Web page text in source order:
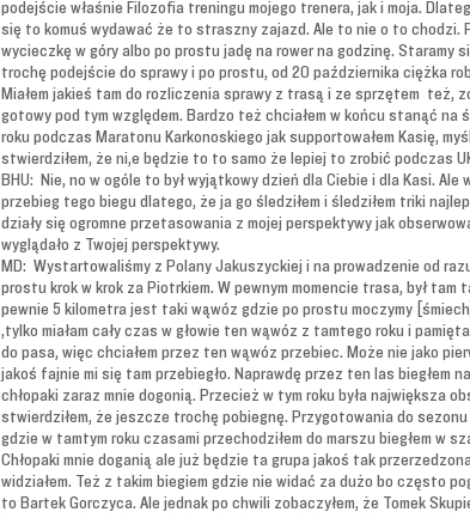
podejście właśnie Filozofia treningu mojego trenera, jak i moja.
się to komuś wydawać że to straszny zajazd. Ale to nie o to
wycieczkę w góry albo po prostu jadę na rower na godzinę.
trochę podejście do sprawy i po prostu, od 20 października ciężka
Miałem jakieś tam do rozliczenia sprawy z trasą i ze sprzętem też,
gotowy pod tym względem. Bardzo też chciałem w końcu stanąć
roku podczas Maratonu Karkonoskiego jak supportowałem Kasię,
stwierdziłem, że ni,e będzie to to samo że lepiej to zrobić podczas
BHU: Nie, no w ogóle to był wyjątkowy dzień dla Ciebie i dla Kasi.
przebieg tego biegu dlatego, że ja go śledziłem i śledziłem triki
działy się ogromne przetasowania z mojej perspektywy jak
wyglądało z Twojej perspektywy.
MD: Wystartowaliśmy z Polany Jakuszyckiej i na prowadzenie od
prostu krok w krok za Piotrkiem. W pewnym momencie trasa, był
pewnie 5 kilometra jest taki wąwóz gdzie po prostu moczymy
,tylko miałam cały czas w głowie ten wąwóz z tamtego roku i
do pasa, więc chciałem przez ten wąwóz przebiec. Może nie jako
jakoś fajnie mi się tam przebiegło. Naprawdę przez ten las biegłem
chłopaki zaraz mnie dogonią. Przecież w tym roku była największa
stwierdziłem, że jeszcze trochę pobiegnę. Przygotowania do
gdzie w tamtym roku czasami przechodziłem do marszu biegłem w
Chłopaki mnie doganią ale już będzie ta grupa jakoś tak
widziałem. Też z takim biegiem gdzie nie widać za dużo bo często
to Bartek Gorczyca. Ale jednak po chwili zobaczyłem, że Tomek